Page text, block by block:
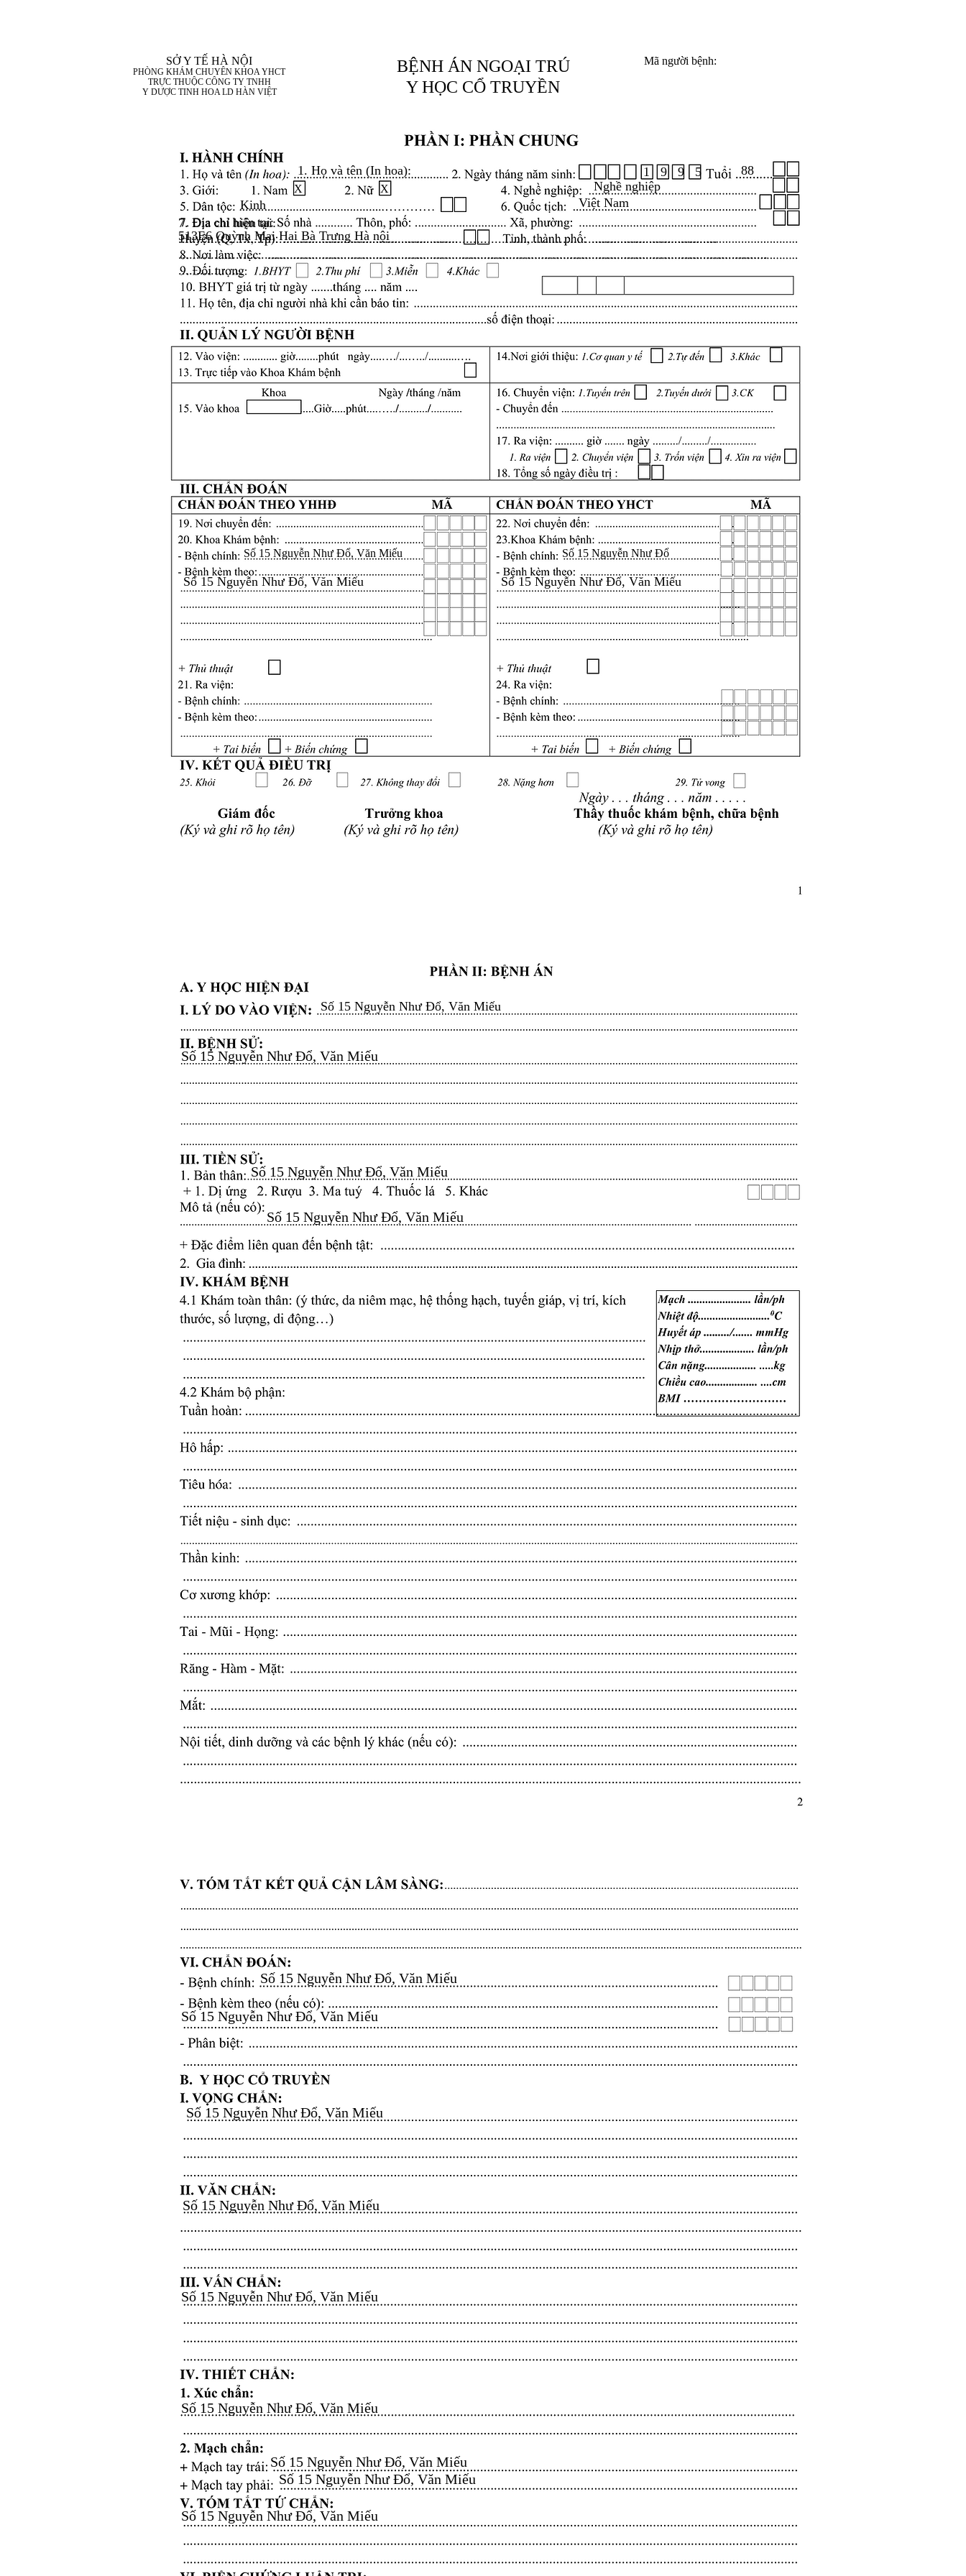
SỞ Y TẾ HÀ NỘI
PHÒNG KHÁM CHUYÊN KHOA YHCT
TRỰC THUỘC CÔNG TY TNHH
Y DƯỢC TINH HOA LD HÀN VIỆT
BỆNH ÁN NGOẠI TRÚ
Y HỌC CỔ TRUYỀN
Mã người bệnh:
1. Họ và tên (In hoa): 1 9 9 5 88
X X
Nghề nghiệp
Việt Nam
Kinh
7. Địa chỉ hiện tại:
......................................................................................................................................................
....................................................................................................................................................................
..................
513E6 Quỳnh Mai Hai Bà Trưng Hà nội
Số 15 Nguyễn Như Đổ, Văn Miếu
Số 15 Nguyễn Như Đổ, Văn Miếu
Số 15 Nguyễn Như Đổ
Số 15 Nguyễn Như Đổ, Văn Miếu
Số 15 Nguyễn Như Đổ, Văn Miếu
Số 15 Nguyễn Như Đổ, Văn Miếu​​​​
Số 15 Nguyễn Như Đổ, Văn Miếu​​​​
Số 15 Nguyễn Như Đổ, Văn Miếu​​​​
Số 15 Nguyễn Như Đổ, Văn Miếu​​​​
Số 15 Nguyễn Như Đổ, Văn Miếu​​​​
Số 15 Nguyễn Như Đổ, Văn Miếu​​​​
Số 15 Nguyễn Như Đổ, Văn Miếu​​​​
Số 15 Nguyễn Như Đổ, Văn Miếu​​​​
Số 15 Nguyễn Như Đổ, Văn Miếu​​​​
Số 15 Nguyễn Như Đổ, Văn Miếu​​​​
Số 15 Nguyễn Như Đổ, Văn Miếu​​​​
Số 15 Nguyễn Như Đổ, Văn Miếu​​​​